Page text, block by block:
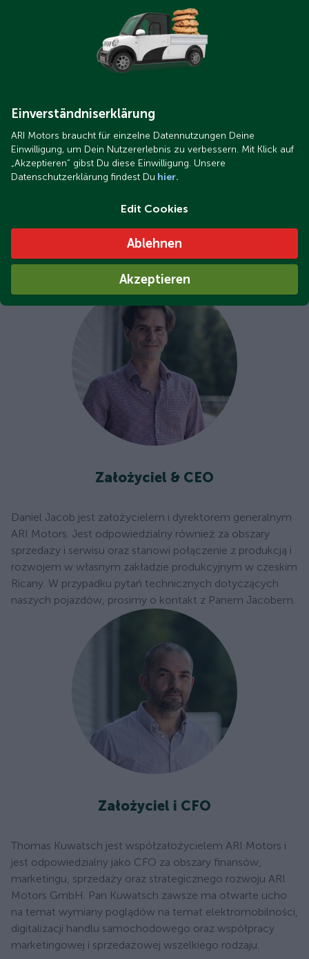
Südbayern & Österreich
Alexander Moserpracuje dla ARI Motors jako
odpowiedzialny za serwis i sprzedaż. Jako doświadczony
wszystkie pytania dotyczące naszych pojazdów
elektrycznych i chętnie przyjedzie do Państwa, aby
zaprezentować jeden z naszych pojazdów na miejscu.
Założyciel & CEO
Daniel Jacob jest założycielem i dyrektorem generalnym
ARI Motors. Jest odpowiedzialny również za obszary
sprzedaży i serwisu oraz stanowi połączenie z produkcją i
rozwojem w własnym zakładzie produkcyjnym w czeskim
Ricany. W przypadku pytań technicznych dotyczących
naszych pojazdów, prosimy o kontakt z Panem Jacobem.
Założyciel i CFO
Thomas Kuwatsch jest współzałożycielem ARI Motors i
jest odpowiedzialny jako CFO za obszary finansów,
marketingu, sprzedaży oraz strategicznego rozwoju ARI
Motors GmbH. Pan Kuwatsch zawsze ma otwarte ucho
na temat wymiany poglądów na temat elektromobilności,
digitalizacji handlu samochodowego oraz współpracy
marketingowej i sprzedażowej wszelkiego rodzaju.
Einverständniserklärung
ARI Motors braucht für einzelne Datennutzungen Deine
Einwilligung, um Dein Nutzererlebnis zu verbessern. Mit Klick auf
„Akzeptieren“ gibst Du diese Einwilligung. Unsere
Datenschutzerklärung findest Du hier.
Edit Cookies
Ablehnen
Akzeptieren